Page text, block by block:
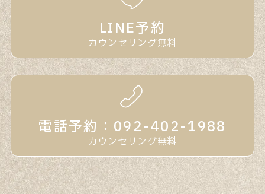
LINE予約
カウンセリング無料
電話予約：092-402-1988
カウンセリング無料